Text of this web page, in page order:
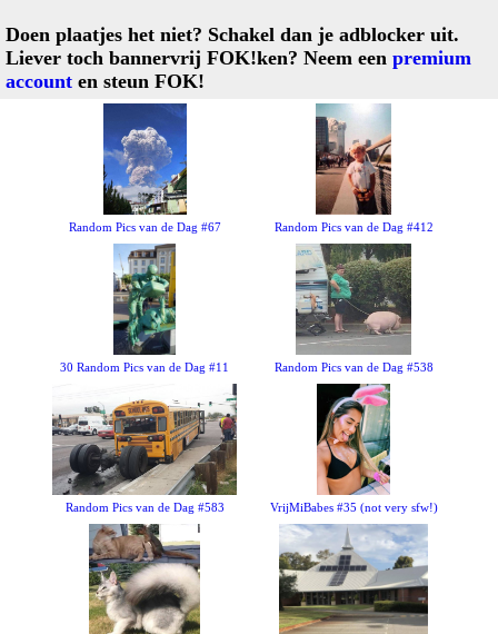
Doen plaatjes het niet? Schakel dan je adblocker uit.
Liever toch bannervrij FOK!ken? Neem een premium
account en steun FOK!
Random Pics van de Dag #67 Random Pics van de Dag #412
30 Random Pics van de Dag #11 Random Pics van de Dag #538
Random Pics van de Dag #583 VrijMiBabes #35 (not very sfw!)